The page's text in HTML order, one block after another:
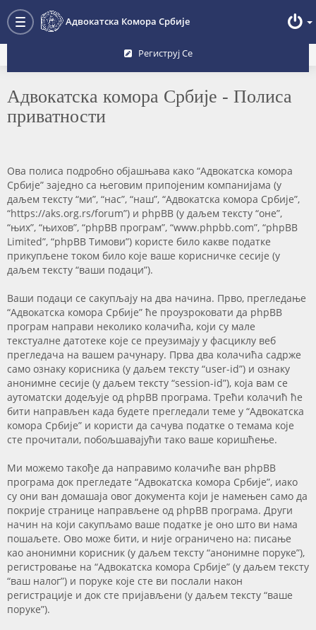
Toggle
Адвокатска Комора Србије
Преглед форума
Региструј Се
Адвокатска комора Србије - Полиса
приватности
Ова полиса подробно објашњава како “Адвокатска комора
Србије” заједно са његовим припојеним компанијама (у
даљем тексту “ми”, “нас”, “наш”, “Адвокатска комора Србије”,
“https://aks.org.rs/forum”) и phpBB (у даљем тексту “оне”,
“њих”, “њихов”, “phpBB програм”, “www.phpbb.com”, “phpBB
Limited”, “phpBB Тимови”) користе било какве податке
прикупљене током било које ваше корисничке сесије (у
даљем тексту “ваши подаци”).
Ваши подаци се сакупљају на два начина. Прво, прегледање
“Адвокатска комора Србије” ће проузроковати да phpBB
програм направи неколико колачића, који су мале
текстуалне датотеке које се преузимају у фасциклу веб
прегледача на вашем рачунару. Прва два колачића садрже
само ознаку корисника (у даљем тексту “user-id”) и ознаку
анонимне сесије (у даљем тексту “session-id”), која вам се
аутоматски додељује од phpBB програма. Трећи колачић ће
бити направљен када будете прегледали теме у “Адвокатска
комора Србије” и користи да сачува податке о темама које
сте прочитали, побољшавајући тако ваше коришћење.
Ми можемо такође да направимо колачиће ван phpBB
програма док прегледате “Адвокатска комора Србије”, иако
су они ван домашаја овог документа који је намењен само да
покрије странице направљене од phpBB програма. Други
начин на који сакупљамо ваше податке је оно што ви нама
пошаљете. Ово може бити, и није ограничено на: писање
као анонимни корисник (у даљем тексту “анонимне поруке”),
регистровање на “Адвокатска комора Србије” (у даљем тексту
“ваш налог”) и поруке које сте ви послали након
регистрације и док сте пријављени (у даљем тексту “ваше
поруке”).